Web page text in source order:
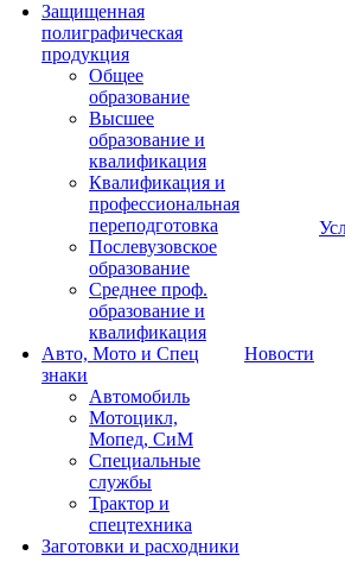
Защищенная
полиграфическая
продукция
Общее
образование
Высшее
образование и
квалификация
Квалификация и
профессиональная
переподготовка
Послевузовское
образование
Среднее проф.
образование и
квалификация
Авто, Мото и Спец
знаки
Автомобиль
Мотоцикл,
Мопед, СиМ
Специальные
службы
Трактор и
спецтехника
Заготовки и расходники
Новости